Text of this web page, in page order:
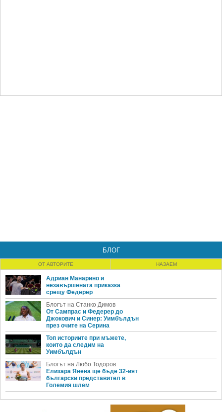
БЛОГ
ОТ АВТОРИТЕ НАЗАЕМ
Адриан Манарино и
незавършената приказка
срещу Федерер
Блогът на Станко Димов
От Сампрас и Федерер до
Джокович и Синер: Уимбълдън
през очите на Серина
Топ историите при мъжете,
които да следим на
Уимбълдън
Блогът на Любо Тодоров
Елизара Янева ще бъде 32-ият
български представител в
Големия шлем